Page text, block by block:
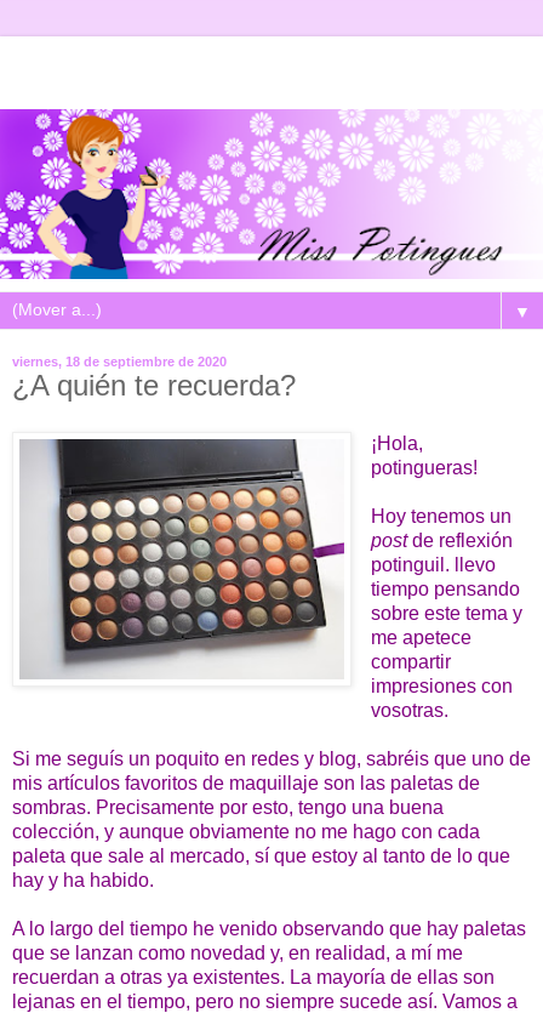
▼
viernes, 18 de septiembre de 2020
¿A quién te recuerda?
¡Hola,
potingueras!
Hoy tenemos un
postde reflexión
potinguil. llevo
tiempo pensando
sobre este tema y
me apetece
compartir
impresiones con
vosotras.
Si me seguís un poquito en redes y blog, sabréis que uno de
mis artículos favoritos de maquillaje son las paletas de
sombras. Precisamente por esto, tengo una buena
colección, y aunque obviamente no me hago con cada
paleta que sale al mercado, sí que estoy al tanto de lo que
hay y ha habido.
A lo largo del tiempo he venido observando que hay paletas
que se lanzan como novedad y, en realidad, a mí me
recuerdan a otras ya existentes. La mayoría de ellas son
lejanas en el tiempo, pero no siempre sucede así. Vamos a